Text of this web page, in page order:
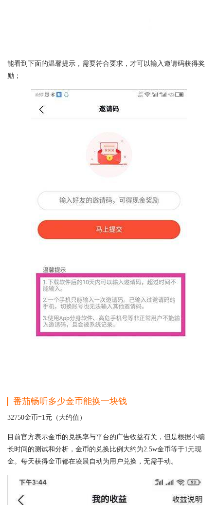
能看到下面的温馨提示，需要符合要求，才可以输入邀请码获得奖
励；
番茄畅听多少金币能换一块钱
32750金币=1元（大约值）
目前官方表示金币的兑换率与平台的广告收益有关，但是根据小编
长时间的测试和分析，金币的兑换比例大约为2.5w金币等于1元现
金。每天获得金币都在凌晨自动为用户兑换，无需手动。